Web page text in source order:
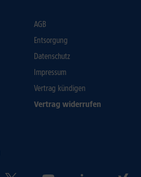
AGB
Entsorgung
Datenschutz
Impressum
Vertrag kündigen
Vertrag widerrufen